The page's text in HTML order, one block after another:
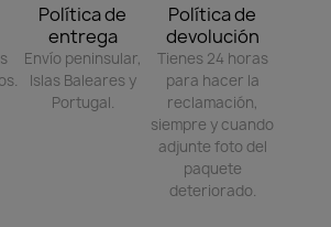
Política de
entrega
Envío peninsular,
Islas Baleares y
Portugal.
Política de
devolución
Tienes 24 horas
para hacer la
reclamación,
siempre y cuando
adjunte foto del
paquete
deteriorado.